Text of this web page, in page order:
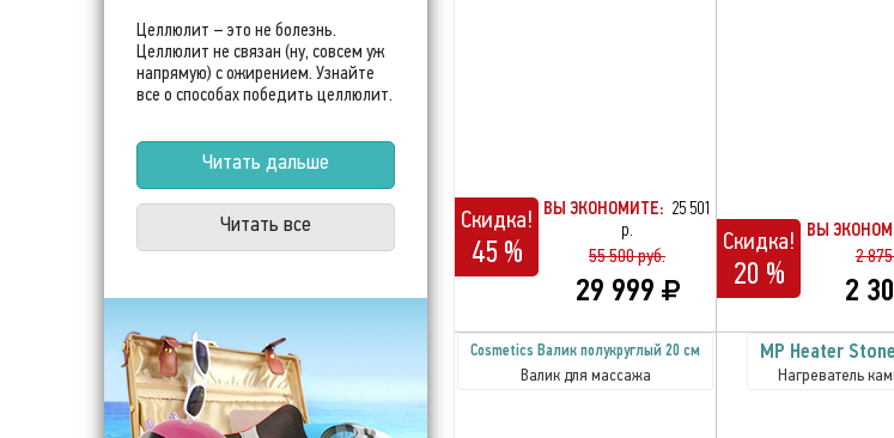
Целлюлит – это не болезнь.
Целлюлит не связан (ну, совсем уж
напрямую) с ожирением. Узнайте
все о способах победить целлюлит.
Читать дальше
Читать все Скидка!
45 %
ВЫ ЭКОНОМИТЕ: 25 501
р.
55 500 руб.
29 999
Скидка!
20 %
ВЫ
2
2
Cosmetics Валик полукруглый 20 см
Валик для массажа
MP Heater
Нагреватель